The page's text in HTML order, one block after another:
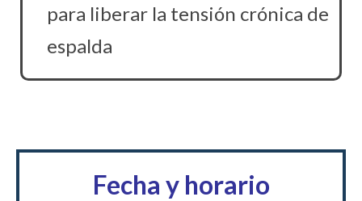
para liberar la tensión crónica de
espalda
Fecha y horario